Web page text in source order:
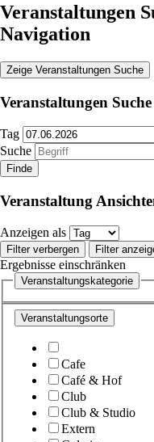
Veranstaltungen
Navigation
Zeige Veranstaltungen Suche
Veranstaltungen Suche
Tag
Suche
Veranstaltung
Anzeigen als
Filter verbergen Filter
Ergebnisse einschränken
Veranstaltungskategorie
Veranstaltungsorte
Cafe
Café & Hof
Club
Club & Studio
Extern